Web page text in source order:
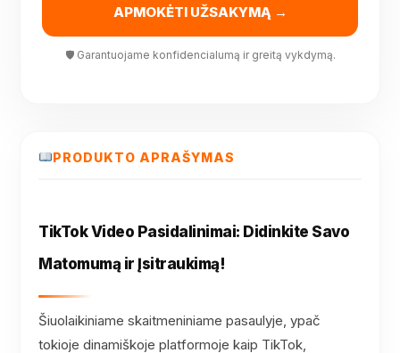
APMOKĖTI UŽSAKYMĄ →
🛡 Garantuojame konfidencialumą ir greitą vykdymą.
PRODUKTO APRAŠYMAS
TikTok Video Pasidalinimai: Didinkite Savo
Matomumą ir Įsitraukimą!
Šiuolaikiniame skaitmeniniame pasaulyje, ypač
tokioje dinamiškoje platformoje kaip TikTok,